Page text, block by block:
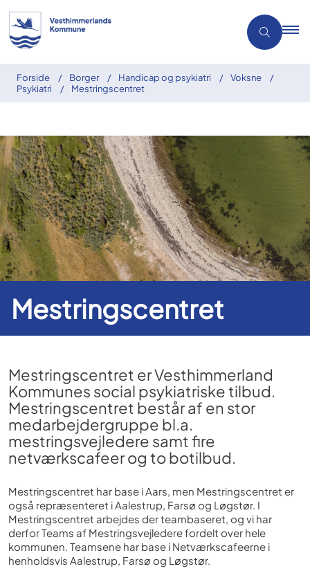
Forside Borger Handicap og psykiatri
Voksne
Psykiatri
Mestringscentret
Mestringscentret
Mestringscentret er Vesthimmerland
Kommunes social psykiatriske tilbud.
Mestringscentret består af en stor
medarbejdergruppe bl.a.
mestringsvejledere samt fire
netværkscafeer og to botilbud.
Mestringscentret har base i Aars, men Mestringscentret er
også repræsenteret i Aalestrup, Farsø og Løgstør. I
Mestringscentret arbejdes der teambaseret, og vi har
derfor Teams af Mestringsvejledere fordelt over hele
kommunen. Teamsene har base i Netværkscafeerne i
henholdsvis Aalestrup, Farsø og Løgstør.